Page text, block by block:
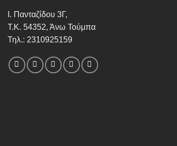
Ι. Πανταζίδου 3Γ,
Τ.Κ. 54352, Άνω Τούμπα
Τηλ.: 2310925159